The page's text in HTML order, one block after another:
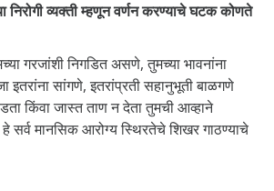
निरोगी व्यक्ती म्हणून वर्णन करण्याचे घटक कोणते
गरजांशी निगडित असणे, तुमच्या भावनांना
इतरांना सांगणे, इतरांप्रती सहानुभूती बाळगणे
किंवा जास्त ताण न देता तुमची आव्हाने
सर्व मानसिक आरोग्य स्थिरतेचे शिखर गाठण्याचे